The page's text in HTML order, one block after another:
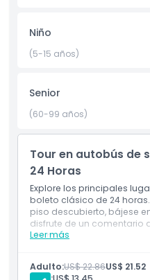
Perfecto para familias,
hop-on hop-off es una de
placenteras de
Aspectos Destacados
Inclusiones
Política para Niños y
Cosas a Saber
Ubicación
Niño
(5-15 años)
Senior
(60-99 años)
Tour en autobús de
24 Horas
Explore los principales
boleto clásico de 24
piso descubierto, bájese
disfrute de un comentario
idiomas.
Leer más
Paradas de la ruta roja:
Parada 1 - Plaza
Adulto:US$ 22.86US$ 21.52